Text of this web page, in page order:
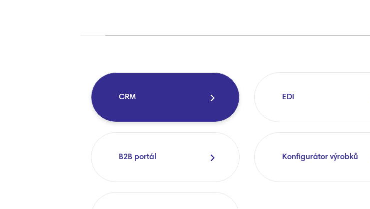
CRM EDI
B2B portál Konfigurátor výrobků